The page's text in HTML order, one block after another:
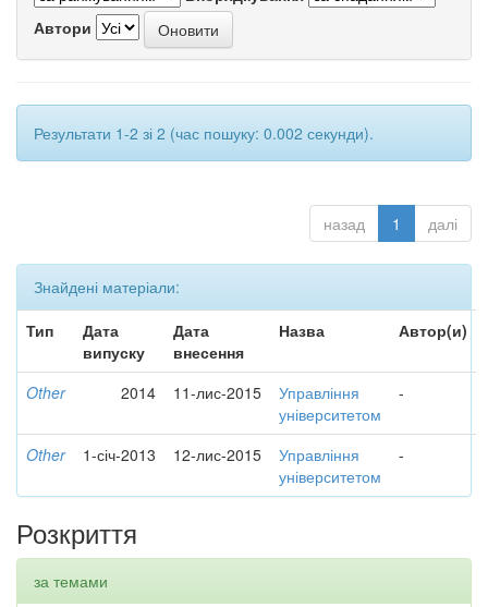
Автори
Результати 1-2 зі 2 (час пошуку: 0.002 секунди).
назад 1 далі
Знайдені матеріали:
Тип
Дата
випуску
Дата
внесення
Назва Автор(и)
Other 2014 11-лис-2015
Управління
університетом
-
Other 1-січ-2013 12-лис-2015
Управління
університетом
-
Розкриття
за темами